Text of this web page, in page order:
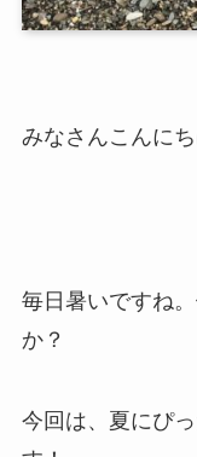
みなさんこんにち
毎日暑いですね
か？
今回は、夏にぴ